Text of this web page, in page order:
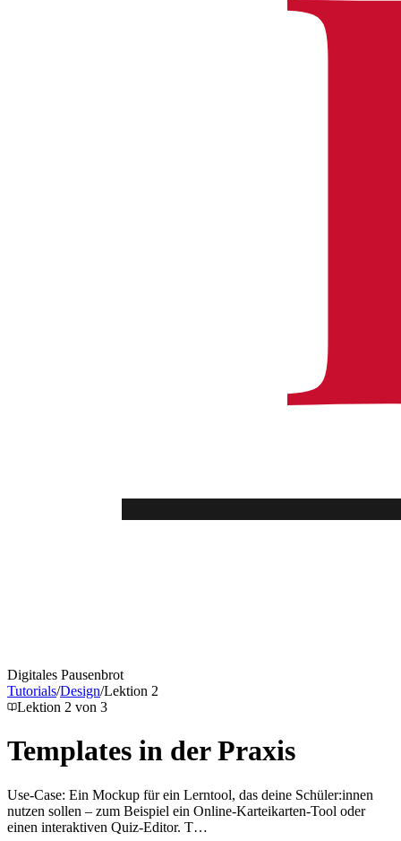
Digitales Pausenbrot
Tutorials/Design/Lektion 2
Lektion 2 von 3
Templates in der Praxis
Use-Case: Ein Mockup für ein Lerntool, das deine Schüler:innen
nutzen sollen – zum Beispiel ein Online-Karteikarten-Tool oder
einen interaktiven Quiz-Editor. T…